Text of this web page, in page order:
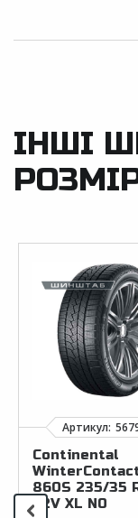
ІНШІ
Continental
860S 235/35
92V XL N0